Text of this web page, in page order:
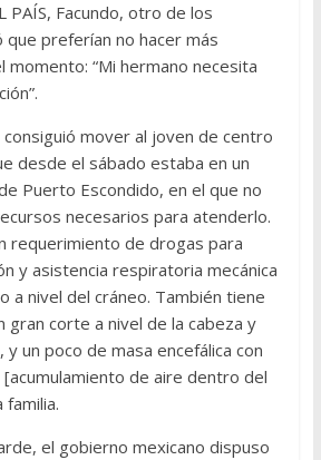
PAÍS, Facundo, otro de los
que preferían no hacer más
“Mi hermano necesita
consiguió mover al joven de centro
desde el sábado estaba en un
Puerto Escondido, en el que no
necesarios para atenderlo.
requerimiento de drogas para
y asistencia respiratoria mecánica
a nivel del cráneo. También tiene
gran corte a nivel de la cabeza y
un poco de masa encefálica con
de aire dentro del
familia.
el gobierno mexicano dispuso